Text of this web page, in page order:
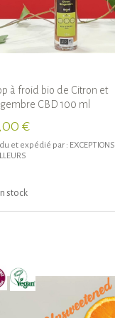
à froid bio de Citron et
CBD 100 ml
€
et expédié par : EXCEPTIONS
stock